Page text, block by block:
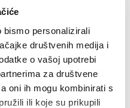
bismo personalizirali
društvenih medija i
o vašoj upotrebi
za društvene
oni ih mogu kombinirati s
ili koje su prikupili
933